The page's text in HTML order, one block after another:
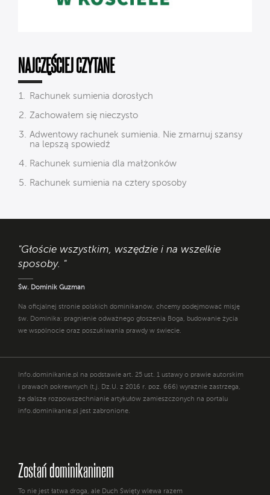
NAJCZĘŚCIEJ CZYTANE
Rachunek sumienia dorosłych
Zachowałem się nieczysto
Adwentowy rachunek sumienia. Nie zmarnuj szansy
na lepszą spowiedź
Rachunek sumienia dla małżonków
Rachunek sumienia na cztery sposoby
"Głoście wszystkim, wszędzie i na wszelkie
sposoby. "
Św. Dominik Guzman
Na oficjalnej stronie polskich dominikanów, chcemy podejmować misję
św. Dominika: pragnienie odważnego głoszenia Boga, budowanie życia
we wspólnocie oraz poszukiwania prawdy w świecie.
Info.dominikanie.pl na podstawie art. 25 ust. 1 ustawy o prawie autorskim
i prawach pokrewnych (t.j. Dz.U. z 2016 r. poz. 666) wyraźnie zastrzega,
że dalsze rozpowszechnianie artykułów zamieszczonych na portalu
info.dominikanie.pl jest zabronione.
Zostań dominikaninem
To nie jest łatwa droga, ale Duch Święty wlewa razem